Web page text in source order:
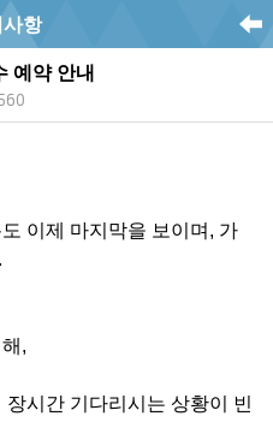
항
예약 안내
이제 마지막을 보이며, 가
,
시간 기다리시는 상황이 빈